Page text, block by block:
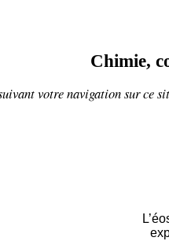
Chimie,
votre navigation sur ce